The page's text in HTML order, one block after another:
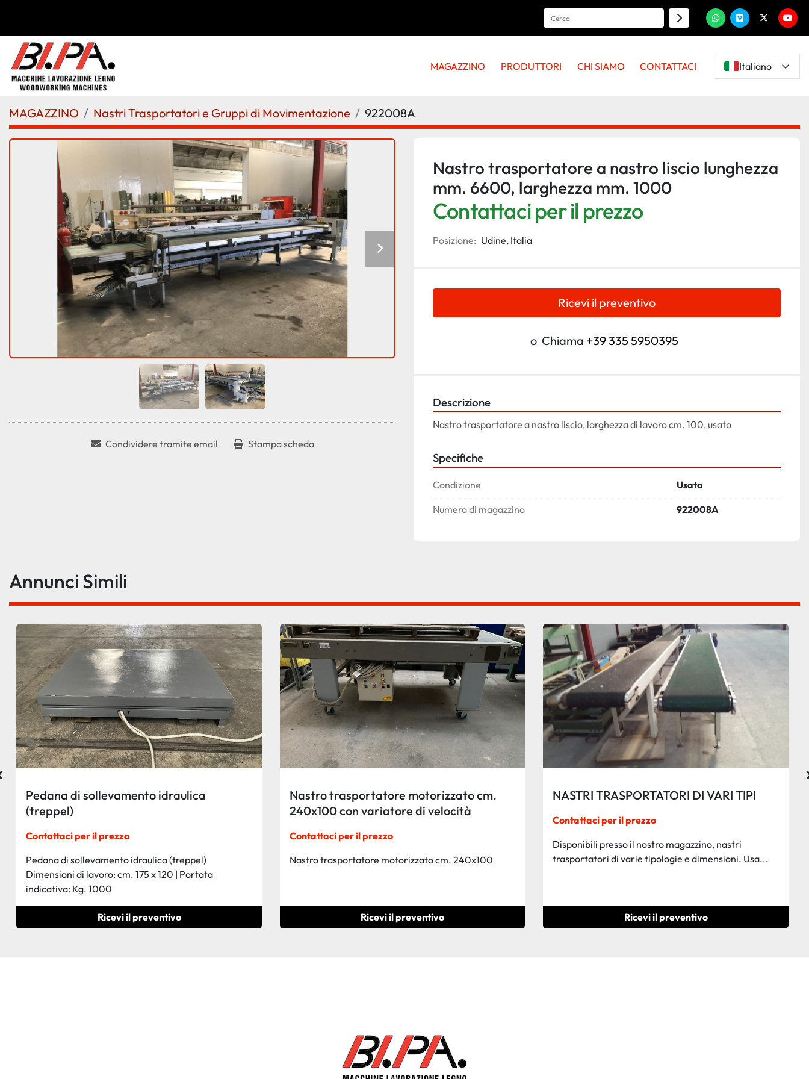
whatsappvimeotwitter
MAGAZZINO PRODUTTORI CHI SIAMO CONTATTACI Italiano
MAGAZZINO Nastri Trasportatori e Gruppi di Movimentazione 922008A
Condividere tramite email Stampa scheda
Nastro trasportatore a nastro liscio lunghezza
mm. 6600, larghezza mm. 1000
Contattaci per il prezzo
Posizione: Udine, Italia
Ricevi il preventivo
o Chiama +39 335 5950395
Descrizione
Nastro trasportatore a nastro liscio, larghezza di lavoro cm. 100, usato
Specifiche
Condizione Usato
Numero di magazzino 922008A
Annunci Simili
Pedana di sollevamento idraulica
(treppel)
Contattaci per il prezzo
Pedana di sollevamento idraulica (treppel)
Dimensioni di lavoro: cm. 175 x 120 | Portata
indicativa: Kg. 1000
Ricevi il preventivo
Nastro trasportatore motorizzato cm.
240x100 con variatore di velocità
Contattaci per il prezzo
Nastro trasportatore motorizzato cm. 240x100
Ricevi il preventivo
NASTRI TRASPORTATORI DI VARI TIPI
Contattaci per il prezzo
Disponibili presso il nostro magazzino, nastri
trasportatori di varie tipologie e dimensioni. Usa...
Ricevi il preventivo